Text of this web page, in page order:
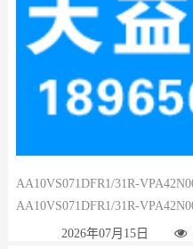
AA10VS071DFR1/31R-
AA10VS071DFR1/31R-
2026年07月15日